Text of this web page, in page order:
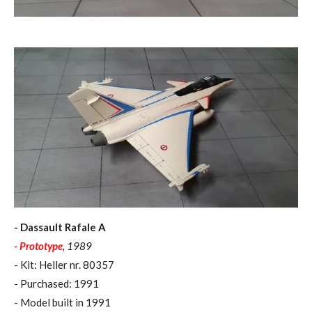
- Dassault Rafale A
- Prototype , 1989
- Kit: Heller nr. 80357
- Purchased: 1991
- Model built in 1991